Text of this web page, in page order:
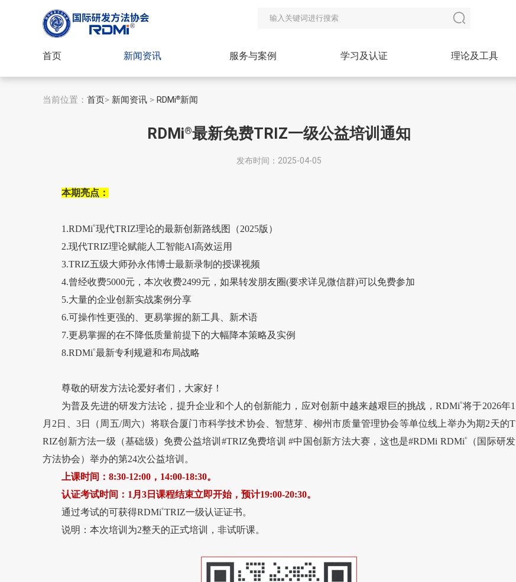
首页 新闻资讯 服务与案例 学习及认证 理论及工具
当前位置： 首页> 新闻资讯 > RDMi®新闻
RDMi®最新免费TRIZ一级公益培训通知
发布时间：2025-04-05
本期亮点：
1.RDMi®现代TRIZ理论的最新创新路线图（2025版）
2.现代TRIZ理论赋能人工智能AI高效运用
3.TRIZ五级大师孙永伟博士最新录制的授课视频
4.曾经收费5000元，本次收费2499元，如果转发朋友圈(要求详见微信群)可以免费参加
5.大量的企业创新实战案例分享
6.可操作性更强的、更易掌握的新工具、新术语
7.更易掌握的在不降低质量前提下的大幅降本策略及实例
8.RDMi®最新专利规避和布局战略
尊敬的研发方法论爱好者们，大家好！
为普及先进的研发方法论，提升企业和个人的创新能力，应对创新中越来越艰巨的挑战，RDMi®将于2026年1
月2日、3日（周五/周六）将联合厦门市科学技术协会、智慧芽、柳州市质量管理协会等单位线上举办为期2天的T
RIZ创新方法一级（基础级）免费公益培训#TRIZ免费培训 #中国创新方法大赛，这也是#RDMi RDMi®（国际研发
方法协会）举办的第24次公益培训。
上课时间：8:30-12:00，14:00-18:30。
认证考试时间：1月3日课程结束立即开始，预计19:00-20:30。
通过考试的可获得RDMi®TRIZ一级认证证书。
说明：本次培训为2整天的正式培训，非试听课。